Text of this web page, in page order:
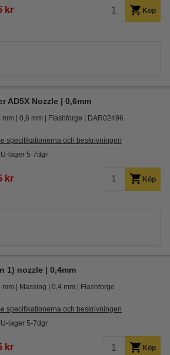
kr Köp
AD5X Nozzle | 0,6mm
mm 0,6 mm Flashforge DAR02496
specifikationerna och beskrivningen
lager 5-7dgr
kr Köp
1) nozzle | 0,4mm
mm Mässing 0,4 mm Flashforge
specifikationerna och beskrivningen
lager 5-7dgr
kr Köp